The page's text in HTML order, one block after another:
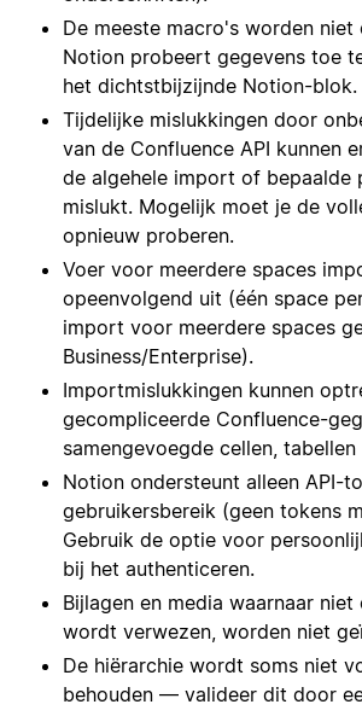
De meeste macro's worden niet
Notion probeert gegevens toe
het dichtstbijzijnde Notion-blok.
Tijdelijke mislukkingen door
van de Confluence API kunnen
de algehele import of bepaalde
mislukt. Mogelijk moet je de
opnieuw proberen.
Voer voor meerdere spaces
opeenvolgend uit (één space
import voor meerdere spaces
Business/Enterprise).
Importmislukkingen kunnen
gecompliceerde Confluence-
samengevoegde cellen,
Notion ondersteunt alleen API-
gebruikersbereik (geen tokens
Gebruik de optie voor
bij het authenticeren.
Bijlagen en media waarnaar
wordt verwezen, worden niet
De hiërarchie wordt soms niet
behouden — valideer dit door